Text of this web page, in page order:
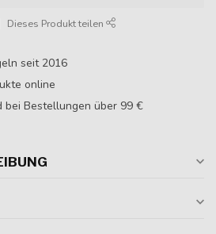
Dieses Produkt teilen
seit 2016
online
bei Bestellungen über 99 €